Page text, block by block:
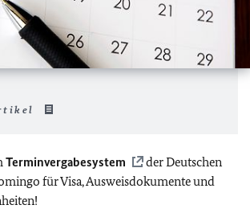
Terminvergabesystem
der Deutschen
für Visa, Ausweisdokumente und